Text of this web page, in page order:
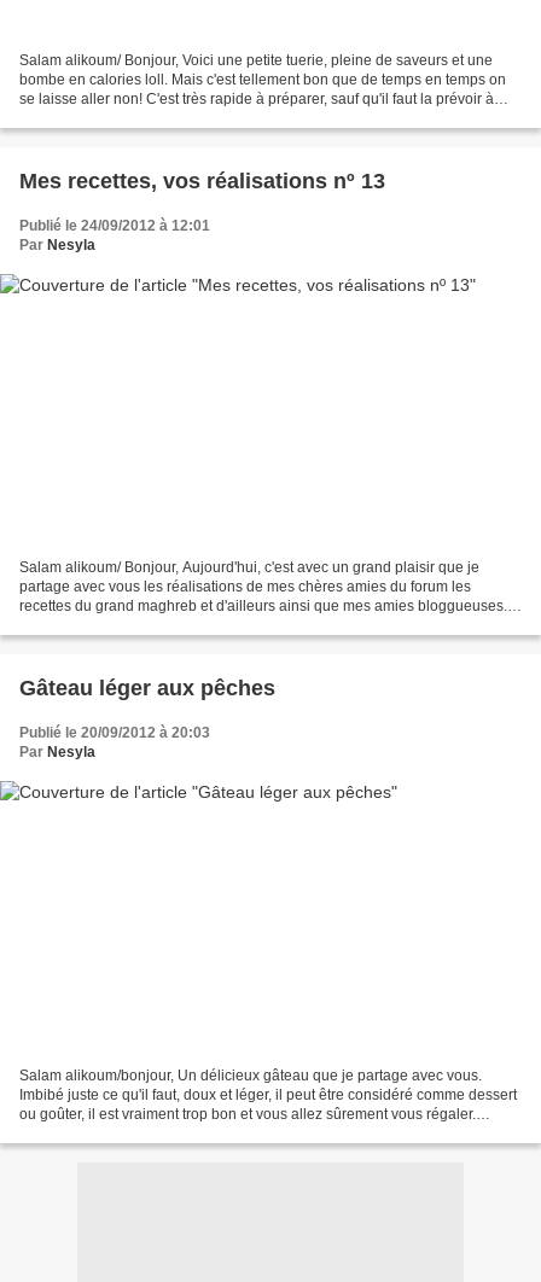
Salam alikoum/ Bonjour, Voici une petite tuerie, pleine de saveurs et une
bombe en calories loll. Mais c'est tellement bon que de temps en temps on
se laisse aller non! C'est très rapide à préparer, sauf qu'il faut la prévoir à
Mes recettes, vos réalisations nº 13
Publié le 24/09/2012 à 12:01
Par Nesyla
Salam alikoum/ Bonjour, Aujourd'hui, c'est avec un grand plaisir que je
partage avec vous les réalisations de mes chères amies du forum les
recettes du grand maghreb et d'ailleurs ainsi que mes amies bloggueuses.
Gâteau léger aux pêches
Publié le 20/09/2012 à 20:03
Par Nesyla
Salam alikoum/bonjour, Un délicieux gâteau que je partage avec vous.
Imbibé juste ce qu'il faut, doux et léger, il peut être considéré comme dessert
ou goûter, il est vraiment trop bon et vous allez sûrement vous régaler.